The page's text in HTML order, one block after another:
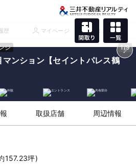
歴 マイページ メニュー
ジ 1/9
ンション【セイントパレス鶴
取扱店舗 周辺情報
157.23坪)